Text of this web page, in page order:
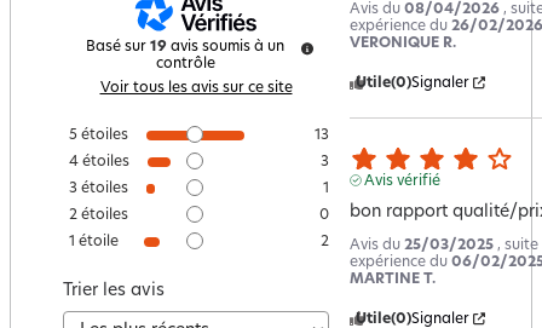
Basé sur 19 avis soumis à un
contrôle
Voir tous les avis sur ce site
5 étoiles
13
4 étoiles
3
3 étoiles
1
2 étoiles
0
1 étoile 2
Trier les avis
Avis du 08/04/2026 ,
expérience du 26/02/2026
VERONIQUE R.
Utile(0)Signaler
Avis vérifié
bon rapport qualité/
Avis du 25/03/2025 , suite
expérience du 06/02/
MARTINE T.
Utile(0)Signaler